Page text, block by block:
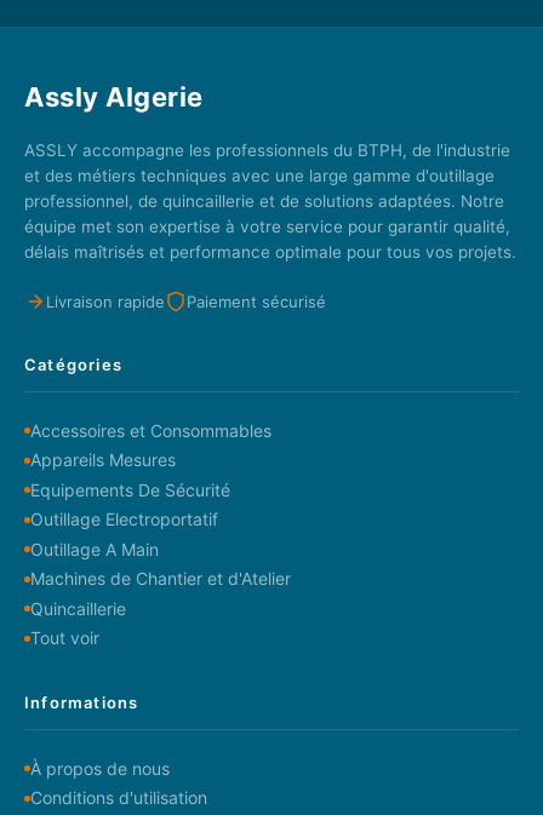
Assly Algerie
ASSLY accompagne les professionnels du BTPH, de l'industrie
et des métiers techniques avec une large gamme d'outillage
professionnel, de quincaillerie et de solutions adaptées. Notre
équipe met son expertise à votre service pour garantir qualité,
délais maîtrisés et performance optimale pour tous vos projets.
Livraison rapide Paiement sécurisé
Catégories
Accessoires et Consommables
Appareils Mesures
Equipements De Sécurité
Outillage Electroportatif
Outillage A Main
Machines de Chantier et d'Atelier
Quincaillerie
Tout voir
Informations
À propos de nous
Conditions d'utilisation